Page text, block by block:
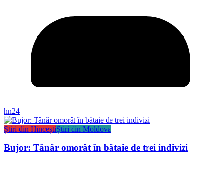
hn24
Știri din HînceștiȘtiri din Moldova
Bujor: Tânăr omorât în bătaie de trei indivizi